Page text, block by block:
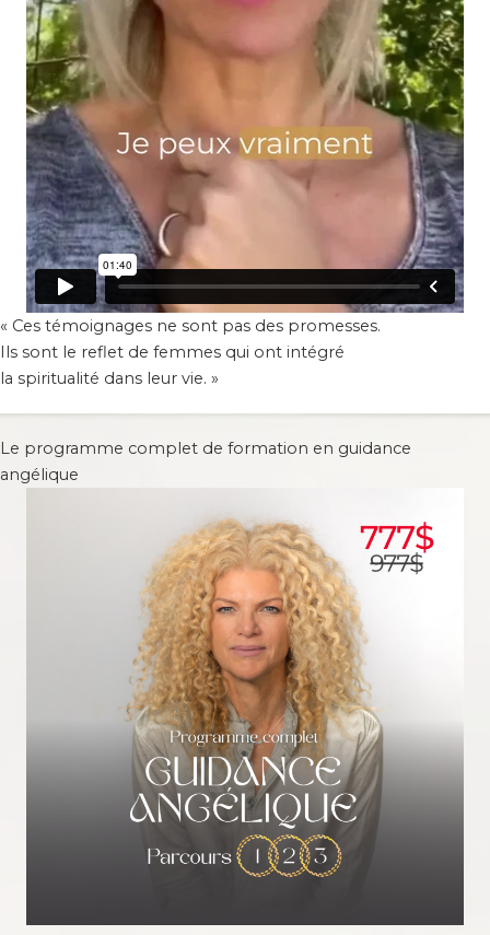
« Ces témoignages ne sont pas des promesses.
Ils sont le reflet de femmes qui ont intégré
la spiritualité dans leur vie. »
Le programme complet de formation en guidance
angélique